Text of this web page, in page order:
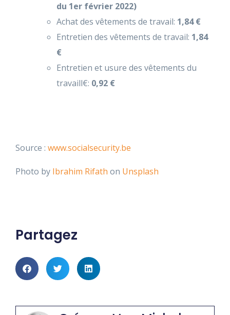
du 1er février 2022)
Achat des vêtements de travail: 1,84 €
Entretien des vêtements de travail: 1,84
€
Entretien et usure des vêtements du
travaill€: 0,92 €
Source : www.socialsecurity.be
Photo by Ibrahim Rifath on Unsplash
Partagez